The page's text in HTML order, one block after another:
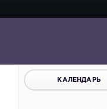
КАЛЕНДАРЬ